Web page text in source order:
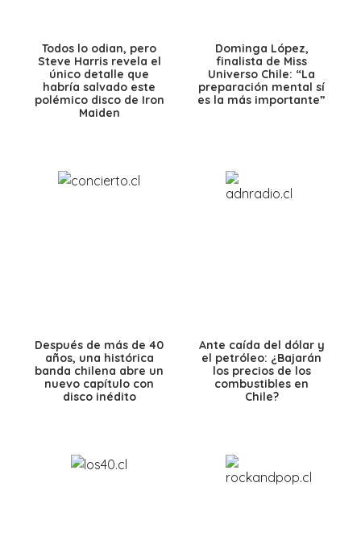
Todos lo odian, pero
Steve Harris revela el
único detalle que
habría salvado este
polémico disco de Iron
Maiden
Dominga López,
finalista de Miss
Universo Chile: “La
preparación mental sí
es la más importante”
Después de más de 40
años, una histórica
banda chilena abre un
nuevo capítulo con
disco inédito
Ante caída del dólar y
el petróleo: ¿Bajarán
los precios de los
combustibles en
Chile?